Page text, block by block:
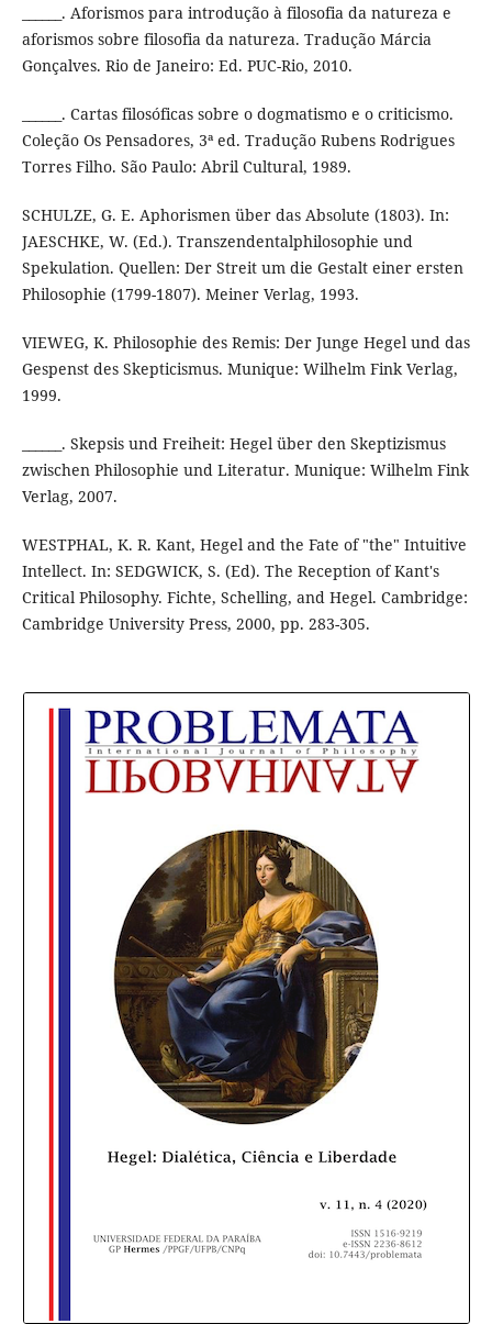
______. Aforismos para introdução à filosofia da natureza e
aforismos sobre filosofia da natureza. Tradução Márcia
Gonçalves. Rio de Janeiro: Ed. PUC-Rio, 2010.
______. Cartas filosóficas sobre o dogmatismo e o criticismo.
Coleção Os Pensadores, 3ª ed. Tradução Rubens Rodrigues
Torres Filho. São Paulo: Abril Cultural, 1989.
SCHULZE, G. E. Aphorismen über das Absolute (1803). In:
JAESCHKE, W. (Ed.). Transzendentalphilosophie und
Spekulation. Quellen: Der Streit um die Gestalt einer ersten
Philosophie (1799-1807). Meiner Verlag, 1993.
VIEWEG, K. Philosophie des Remis: Der Junge Hegel und das
Gespenst des Skepticismus. Munique: Wilhelm Fink Verlag,
1999.
______. Skepsis und Freiheit: Hegel über den Skeptizismus
zwischen Philosophie und Literatur. Munique: Wilhelm Fink
Verlag, 2007.
WESTPHAL, K. R. Kant, Hegel and the Fate of "the" Intuitive
Intellect. In: SEDGWICK, S. (Ed). The Reception of Kant's
Critical Philosophy. Fichte, Schelling, and Hegel. Cambridge:
Cambridge University Press, 2000, pp. 283-305.